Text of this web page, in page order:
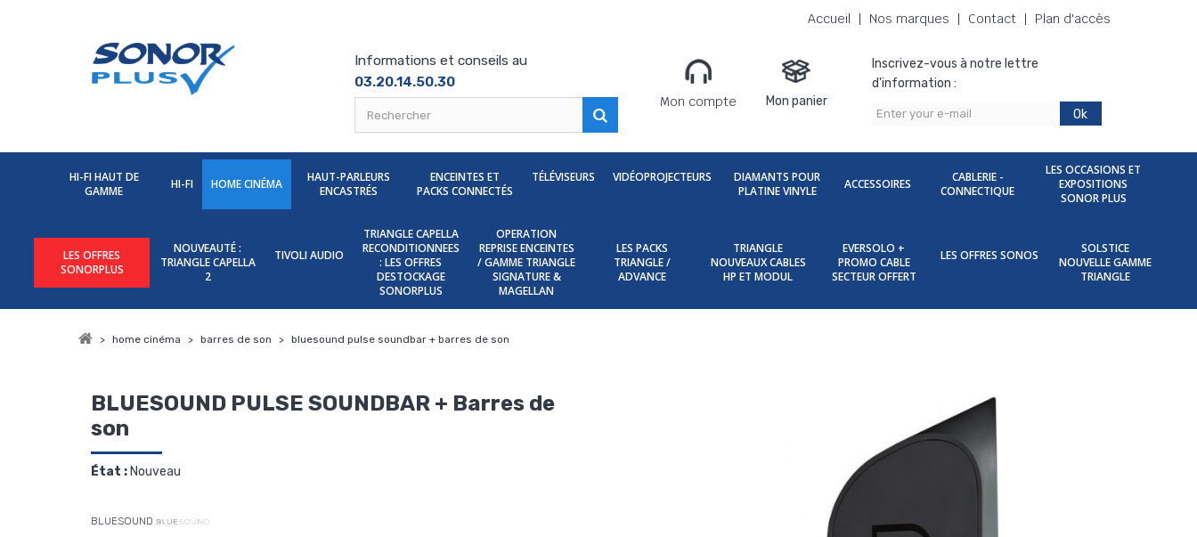
Accueil Nos marques Contact Plan d'accès
Informations et conseils au
03.20.14.50.30
Mon compte
Mon panier
Inscrivez-vous à notre lettre
d'information :
Ok
HI-FI HAUT DE
GAMME
HI-FI HOME CINÉMA
HAUT-PARLEURS
ENCASTRÉS
ENCEINTES ET
PACKS CONNECTÉS
TÉLÉVISEURS VIDÉOPROJECTEURS
DIAMANTS POUR
PLATINE VINYLE
ACCESSOIRES
CABLERIE -
CONNECTIQUE
LES OCCASIONS ET
EXPOSITIONS
SONOR PLUS
LES OFFRES
SONORPLUS
NOUVEAUTÉ :
TRIANGLE CAPELLA
2
TIVOLI AUDIO
TRIANGLE CAPELLA
RECONDITIONNEES
: LES OFFRES
DESTOCKAGE
SONORPLUS
OPERATION
REPRISE ENCEINTES
/ GAMME TRIANGLE
SIGNATURE &
MAGELLAN
LES PACKS
TRIANGLE /
ADVANCE
TRIANGLE
NOUVEAUX CABLES
HP ET MODUL
EVERSOLO +
PROMO CABLE
SECTEUR OFFERT
LES OFFRES SONOS
SOLSTICE
NOUVELLE GAMME
TRIANGLE
> home cinéma > barres de son > bluesound pulse soundbar + barres de son
BLUESOUND PULSE SOUNDBAR + Barres de
son
État : Nouveau
BLUESOUND